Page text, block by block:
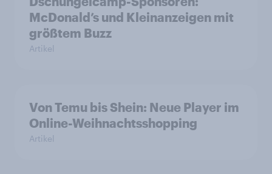
McDonald’s und Kleinanzeigen mit
größtem Buzz
Artikel
Von Temu bis Shein: Neue Player im
Online-Weihnachtsshopping
Artikel